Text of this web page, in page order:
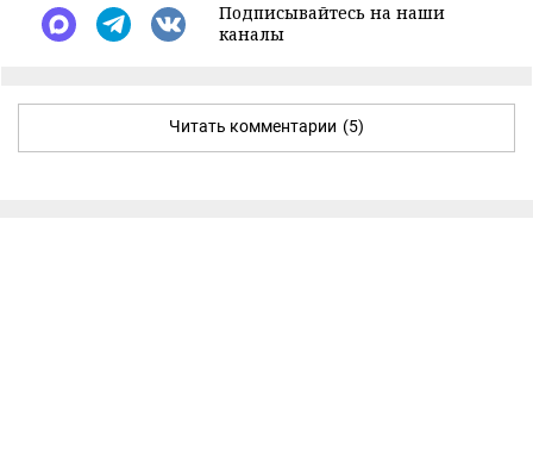
Подписывайтесь на наши
каналы
Читать комментарии (5)